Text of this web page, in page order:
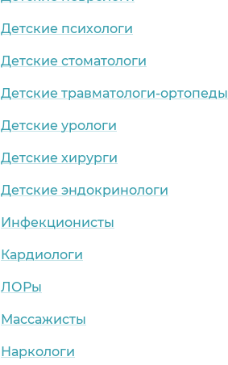
Детские психологи
Детские стоматологи
Детские травматологи-ортопеды
Детские урологи
Детские хирурги
Детские эндокринологи
Инфекционисты
Кардиологи
ЛОРы
Массажисты
Наркологи